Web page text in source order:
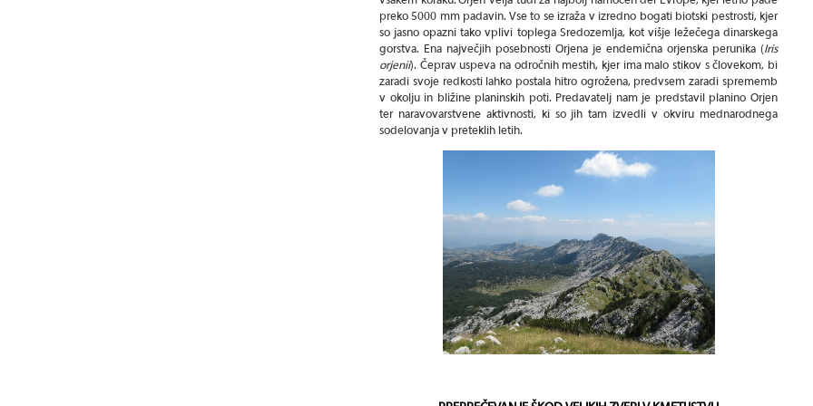
preko 5000 mm padavin. Vse to se izraža v izredno bogati biotski pestrosti, kjer
so jasno opazni tako vplivi toplega Sredozemlja, kot višje ležečega dinarskega
gorstva. Ena največjih posebnosti Orjena je endemična orjenska perunika (Iris
orjenii). Čeprav uspeva na odročnih mestih, kjer ima malo stikov s človekom, bi
zaradi svoje redkosti lahko postala hitro ogrožena, predvsem zaradi sprememb
v okolju in bližine planinskih poti. Predavatelj nam je predstavil planino Orjen
ter naravovarstvene aktivnosti, ki so jih tam izvedli v okviru mednarodnega
sodelovanja v preteklih letih.